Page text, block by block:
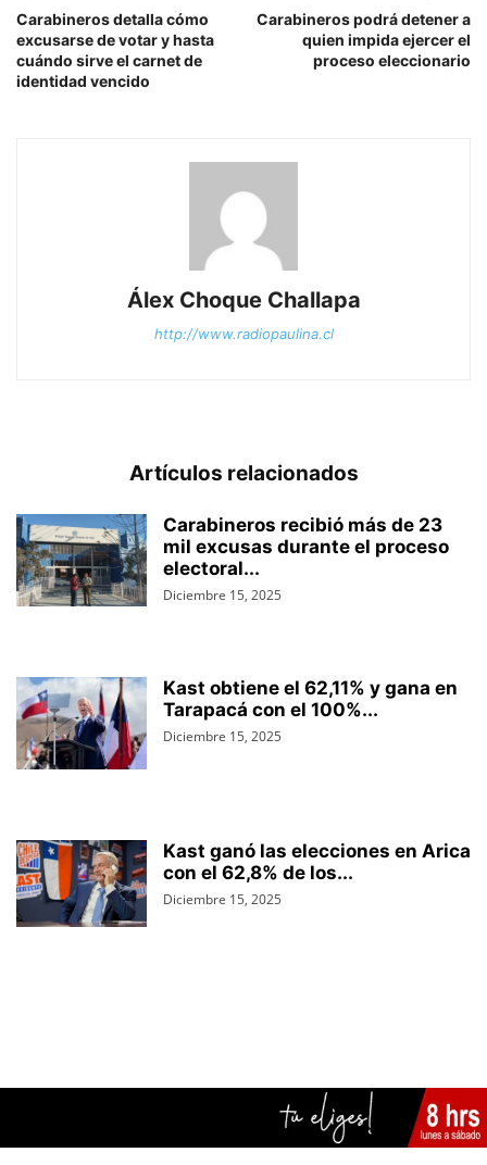
Carabineros detalla cómo
excusarse de votar y hasta
cuándo sirve el carnet de
identidad vencido
Carabineros podrá detener a
quien impida ejercer el
proceso eleccionario
Álex Choque Challapa
http://www.radiopaulina.cl
Artículos relacionados
Carabineros recibió más de 23
mil excusas durante el proceso
electoral...
Diciembre 15, 2025
Kast obtiene el 62,11% y gana en
Tarapacá con el 100%...
Diciembre 15, 2025
Kast ganó las elecciones en Arica
con el 62,8% de los...
Diciembre 15, 2025